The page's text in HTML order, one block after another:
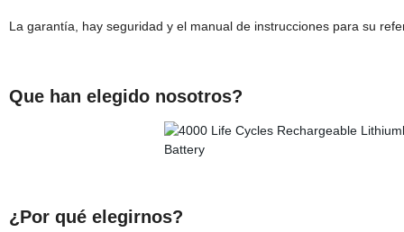
La garantía, hay seguridad y el manual de instrucciones para su
Que han elegido nosotros?
¿Por qué elegirnos?